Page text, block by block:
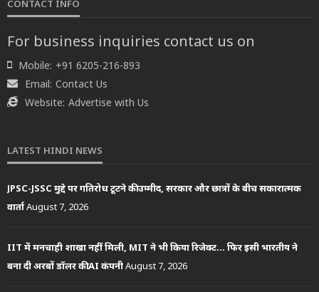
CONTACT INFO
For business inquiries contact us on
Mobile: +91 6205-216-893
Email: Contact Us
Website: Advertise with Us
LATEST HINDI NEWS
JPSC-JSSC मुद्दे पर गतिरोध टूटने की उम्मीद, सरकार और छात्रों के बीच सकारात्मक
वार्ताAugust 7, 2026
IIT में मनचाही शाखा नहीं मिली, MIT ने भी किया रिजेक्ट… फिर इसी भारतीय ने
बना दी अरबों डॉलर की AI कंपनीAugust 7, 2026